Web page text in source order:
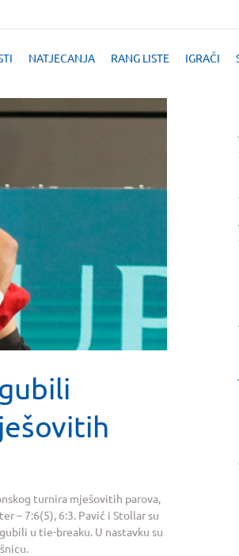
NATJECANJA RANG LISTE IGRAČI
turnira mješovitih parova,
– 7:6(5), 6:3. Pavić i Stollar su
u tie-breaku. U nastavku su